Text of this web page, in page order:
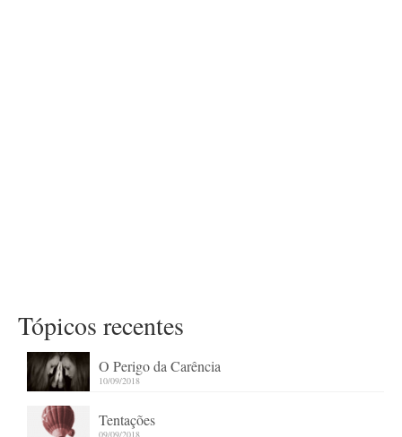
Tópicos recentes
O Perigo da Carência
10/09/2018
Tentações
09/09/2018